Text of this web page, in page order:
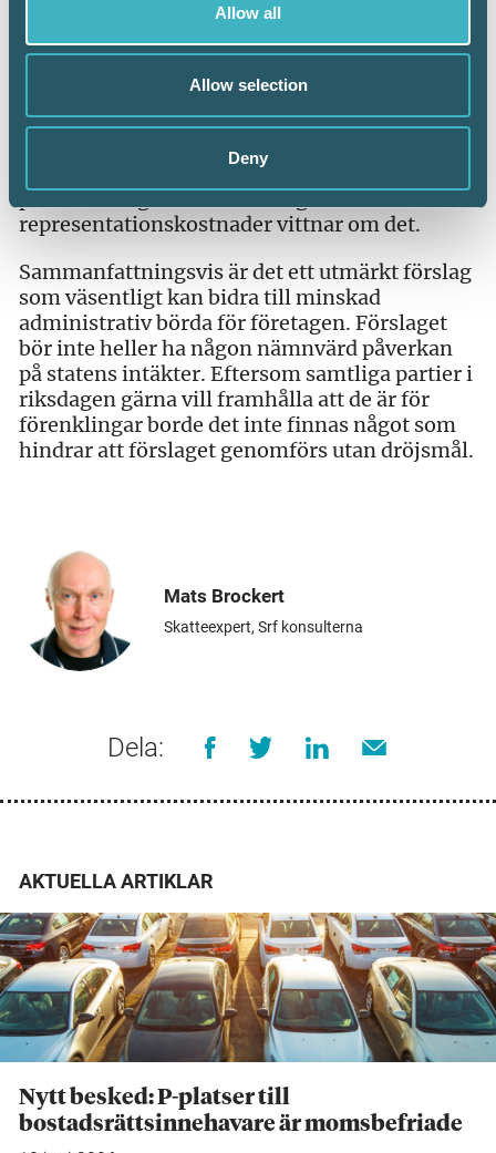
Allow all
Allow selection
Deny
som kan framföras för en lagändring när det
gäller moms har även bäring vid
mellan inkomstbeskattning och moms
innebär också en förenkling. Att göra olika
bedömningar vid inkomstbeskattningen och
för moms kan till och med ses som ett
problem. Reglerna om avdrag för
representationskostnader vittnar om det.
Sammanfattningsvis är det ett utmärkt förslag
som väsentligt kan bidra till minskad
administrativ börda för företagen. Förslaget
bör inte heller ha någon nämnvärd påverkan
på statens intäkter. Eftersom samtliga partier i
riksdagen gärna vill framhålla att de är för
förenklingar borde det inte finnas något som
hindrar att förslaget genomförs utan dröjsmål.
Mats Brockert
Skatteexpert, Srf konsulterna
Dela:
AKTUELLA ARTIKLAR
Nytt besked: P-platser till
bostadsrättsinnehavare är momsbefriade